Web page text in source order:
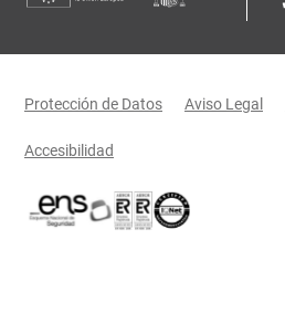
Menú legal
Protección de Datos Aviso Legal
Accesibilidad